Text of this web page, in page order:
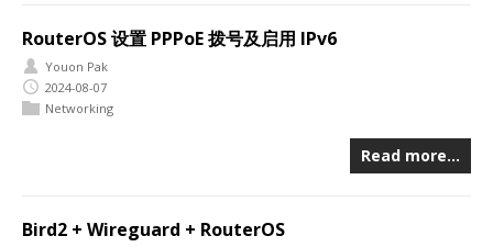
RouterOS 设置 PPPoE 拨号及启用 IPv6
Youon Pak
2024-08-07
Networking
Read more…
Bird2 + Wireguard + RouterOS